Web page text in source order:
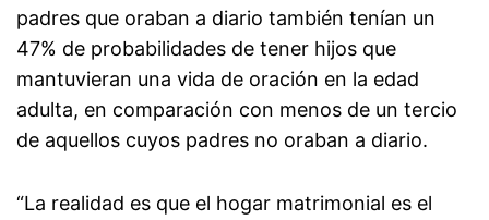
padres que oraban a diario también tenían un
47% de probabilidades de tener hijos que
mantuvieran una vida de oración en la edad
adulta, en comparación con menos de un tercio
de aquellos cuyos padres no oraban a diario.
“La realidad es que el hogar matrimonial es el